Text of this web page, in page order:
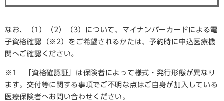
なお、（1）（2）（3）について、マイナンバーカードによる電
子資格確認（※2）をご希望されるかたは、予約時に申込医療機
関へご確認ください。
※1 「資格確認証」は保険者によって様式・発行形態が異なり
ます。交付等に関する事項でご不明な点はご自身が加入している
医療保険者へお問い合わせください。